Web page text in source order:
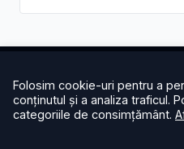
Brandusa.ro
Buchete cu emoție,
Folosim cookie-uri pentru a
conținutul și a analiza traficul.
categoriile de consimțământ.